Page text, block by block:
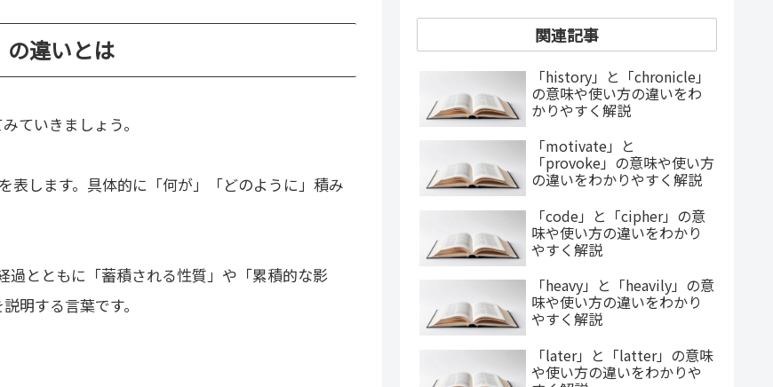
違いとは
ていきましょう。
表します。具体的に「何が」「どのように」積み
過とともに「蓄積される性質」や「累積的な影
明する言葉です。
関連記事
「history」と「chronicle」
の意味や使い方の違いをわ
かりやすく解説
「motivate」と
「provoke」の意味や使い方
の違いをわかりやすく解説
「code」と「cipher」の意
味や使い方の違いをわかり
やすく解説
「heavy」と「heavily」の意
味や使い方の違いをわかり
やすく解説
「later」と「latter」の意味
や使い方の違いをわかりや